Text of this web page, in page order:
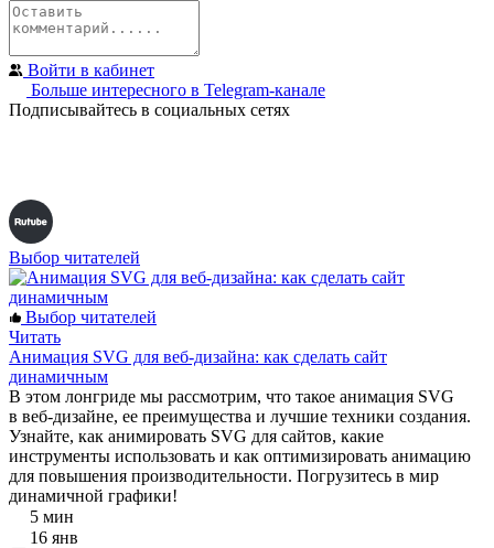
Войти в кабинет
Больше интересного в Telegram‑канале
Подписывайтесь в социальных сетях
Выбор читателей
Выбор читателей
Читать
Анимация SVG для веб-дизайна: как сделать сайт
динамичным
В этом лонгриде мы рассмотрим, что такое анимация SVG
в веб-дизайне, ее преимущества и лучшие техники создания.
Узнайте, как анимировать SVG для сайтов, какие
инструменты использовать и как оптимизировать анимацию
для повышения производительности. Погрузитесь в мир
динамичной графики!
5 мин
16 янв